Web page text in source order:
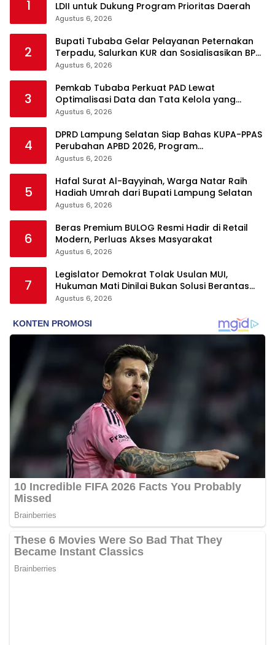
1
LDII untuk Dukung Program Prioritas Daerah
Agustus 6, 2026
2
Bupati Tubaba Gelar Pelayanan Peternakan
Terpadu, Salurkan KUR dan Sosialisasikan BPJS
Ketenagakerjaan
Agustus 6, 2026
3
Pemkab Tubaba Perkuat PAD Lewat
Optimalisasi Data dan Tata Kelola yang
Akuntabel
Agustus 6, 2026
4
DPRD Lampung Selatan Siap Bahas KUPA-PPAS
Perubahan APBD 2026, Program
Pembangunan Jadi Prioritas
Agustus 6, 2026
5
Hafal Surat Al-Bayyinah, Warga Natar Raih
Hadiah Umrah dari Bupati Lampung Selatan
Agustus 6, 2026
6
Beras Premium BULOG Resmi Hadir di Retail
Modern, Perluas Akses Masyarakat
Agustus 6, 2026
7
Legislator Demokrat Tolak Usulan MUI,
Hukuman Mati Dinilai Bukan Solusi Berantas
Korupsi
Agustus 6, 2026